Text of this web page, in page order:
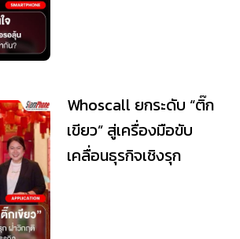
Whoscall ยกระดับ “ติ๊ก
เขียว” สู่เครื่องมือขับ
เคลื่อนธุรกิจเชิงรุก